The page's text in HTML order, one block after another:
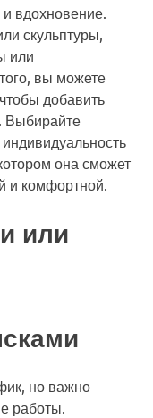
вдохновение.
скульптуры,
или
вы можете
добавить
Выбирайте
она сможет
и комфортной.
или
но важно
работы.